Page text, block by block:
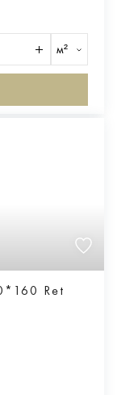
м²
20*160 Ret